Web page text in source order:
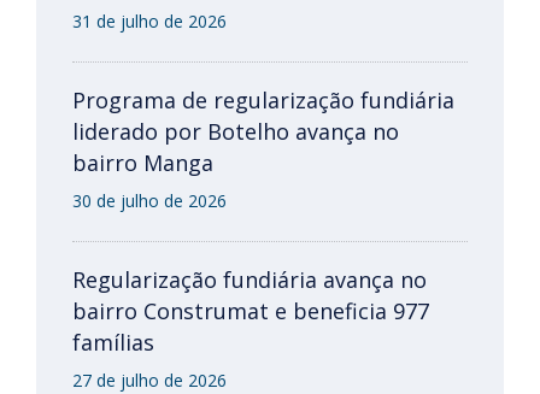
31 de julho de 2026
Programa de regularização fundiária
liderado por Botelho avança no
bairro Manga
30 de julho de 2026
Regularização fundiária avança no
bairro Construmat e beneficia 977
famílias
27 de julho de 2026